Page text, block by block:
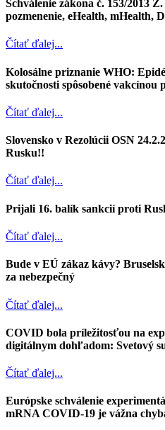
Schválenie zákona č. 153/2013
pozmenenie, eHealth, mHealth,
Čítať ďalej...
Kolosálne priznanie WHO:
skutočnosti spôsobené vakcínou
Čítať ďalej...
Slovensko v Rezolúcii OSN
Rusku!!
Čítať ďalej...
Prijali 16. balík sankcií proti
Čítať ďalej...
Bude v EÚ zákaz kávy?
za nebezpečný
Čítať ďalej...
COVID bola príležitosťou na
digitálnym dohľadom: Svetový
Čítať ďalej...
Európske schválenie
mRNA COVID-19 je vážna